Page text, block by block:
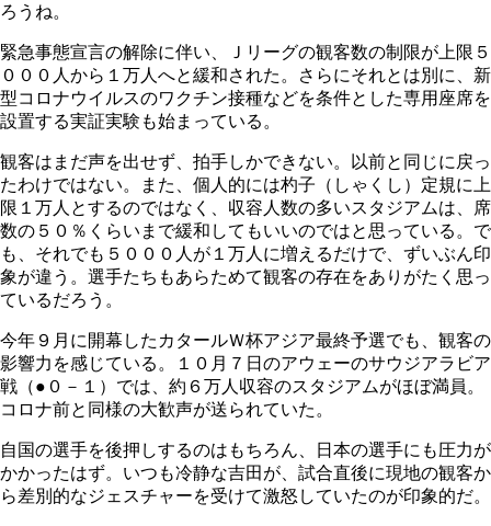
ろうね。
緊急事態宣言の解除に伴い、Ｊリーグの観客数の制限が上限５
０００人から１万人へと緩和された。さらにそれとは別に、新
型コロナウイルスのワクチン接種などを条件とした専用座席を
設置する実証実験も始まっている。
観客はまだ声を出せず、拍手しかできない。以前と同じに戻っ
たわけではない。また、個人的には杓子（しゃくし）定規に上
限１万人とするのではなく、収容人数の多いスタジアムは、席
数の５０％くらいまで緩和してもいいのではと思っている。で
も、それでも５０００人が１万人に増えるだけで、ずいぶん印
象が違う。選手たちもあらためて観客の存在をありがたく思っ
ているだろう。
今年９月に開幕したカタールＷ杯アジア最終予選でも、観客の
影響力を感じている。１０月７日のアウェーのサウジアラビア
戦（●０－１）では、約６万人収容のスタジアムがほぼ満員。
コロナ前と同様の大歓声が送られていた。
自国の選手を後押しするのはもちろん、日本の選手にも圧力が
かかったはず。いつも冷静な吉田が、試合直後に現地の観客か
ら差別的なジェスチャーを受けて激怒していたのが印象的だ。